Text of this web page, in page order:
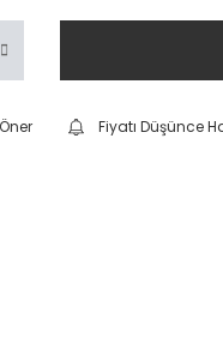
Fiyatı Düşünce